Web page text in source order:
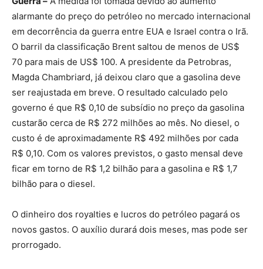
alarmante do preço do petróleo no mercado internacional
em decorrência da guerra entre EUA e Israel contra o Irã.
O barril da classificação Brent saltou de menos de US$
70 para mais de US$ 100. A presidente da Petrobras,
Magda Chambriard, já deixou claro que a gasolina deve
ser reajustada em breve. O resultado calculado pelo
governo é que R$ 0,10 de subsídio no preço da gasolina
custarão cerca de R$ 272 milhões ao mês. No diesel, o
custo é de aproximadamente R$ 492 milhões por cada
R$ 0,10. Com os valores previstos, o gasto mensal deve
ficar em torno de R$ 1,2 bilhão para a gasolina e R$ 1,7
bilhão para o diesel.
O dinheiro dos royalties e lucros do petróleo pagará os
novos gastos. O auxílio durará dois meses, mas pode ser
prorrogado.